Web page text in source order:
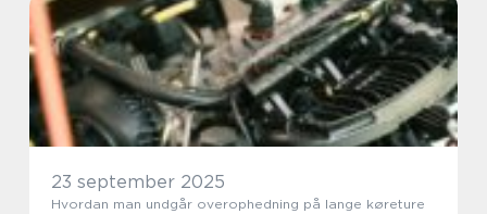
23 september 2025
Hvordan man undgår overophedning på lange køreture